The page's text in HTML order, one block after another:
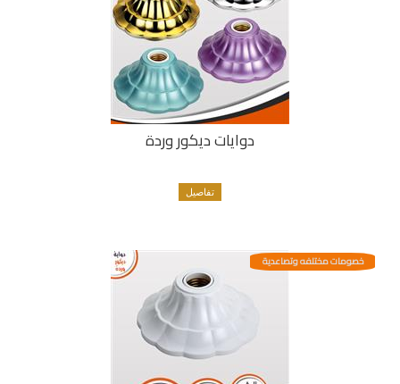
دوايات ديكور وردة
تفاصيل
خصومات مختلفه وتصاعدية